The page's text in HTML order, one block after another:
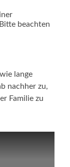
beachten
lange
nachher zu,
Familie zu